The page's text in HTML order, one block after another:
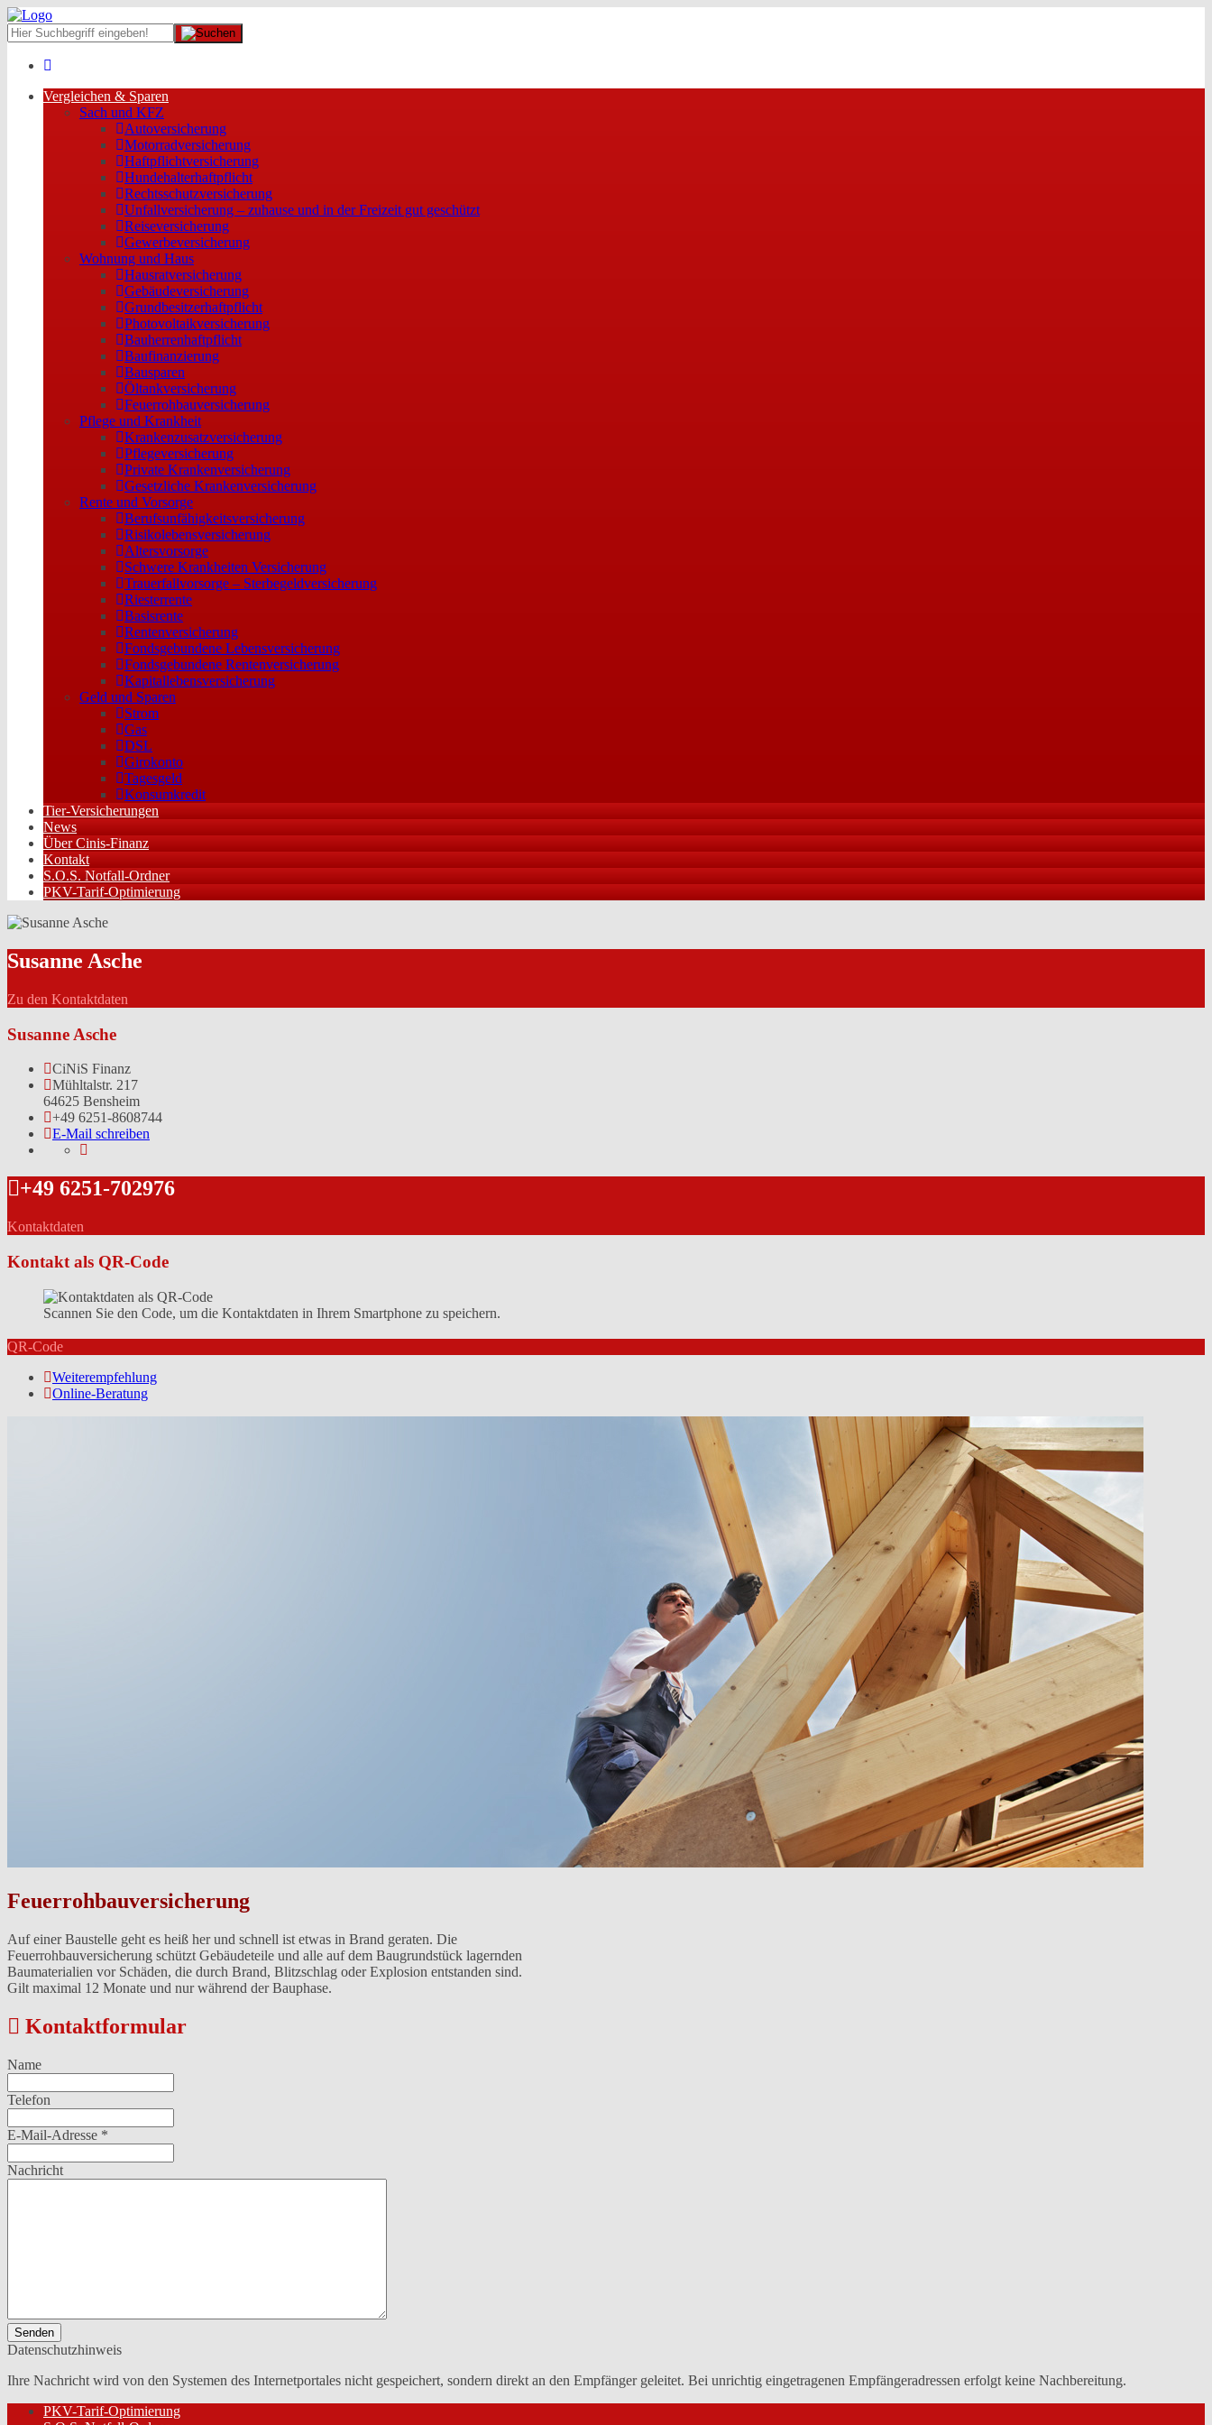
Vergleichen & Sparen
Sach und KFZ
Autoversicherung
Motorradversicherung
Haftpflichtversicherung
Hundehalterhaftpflicht
Rechtsschutzversicherung
Unfallversicherung – zuhause und in der Freizeit gut geschützt
Reiseversicherung
Gewerbeversicherung
Wohnung und Haus
Hausratversicherung
Gebäudeversicherung
Grundbesitzerhaftpflicht
Photovoltaikversicherung
Bauherrenhaftpflicht
Baufinanzierung
Bausparen
Öltankversicherung
Feuerrohbauversicherung
Pflege und Krankheit
Krankenzusatzversicherung
Pflegeversicherung
Private Krankenversicherung
Gesetzliche Krankenversicherung
Rente und Vorsorge
Berufs­unfähigkeitsversicherung
Risikolebensversicherung
Altersvorsorge
Schwere Krankheiten Versicherung
Trauerfallvorsorge – Sterbegeldversicherung
Riesterrente
Basisrente
Rentenversicherung
Fondsgebundene Lebensversicherung
Fondsgebundene Rentenversicherung
Kapitallebensversicherung
Geld und Sparen
Strom
Gas
DSL
Girokonto
Tagesgeld
Konsumkredit
Tier-Versicherungen
News
Über Cinis-Finanz
Kontakt
S.O.S. Notfall-Ordner
PKV-Tarif-Optimierung
Susanne Asche
Zu den Kontaktdaten
Susanne Asche
CiNiS Finanz
Mühltalstr. 217
64625 Bensheim
+49 6251-8608744
E-Mail schreiben
+49 6251-702976
Kontaktdaten
Kontakt als QR-Code
Scannen Sie den Code, um die Kontaktdaten in Ihrem Smartphone zu speichern.
QR-Code
Weiterempfehlung
Online-Beratung
Feuerrohbauversicherung
Auf einer Baustelle geht es heiß her und schnell ist etwas in Brand geraten. Die
Feuerrohbauversicherung schützt Gebäudeteile und alle auf dem Baugrundstück lagernden
Baumaterialien vor Schäden, die durch Brand, Blitzschlag oder Explosion entstanden sind.
Gilt maximal 12 Monate und nur während der Bauphase.
Kontaktformular
Name
Telefon
E-Mail-Adresse *
Nachricht
Senden
Datenschutzhinweis
Ihre Nachricht wird von den Systemen des Internetportales nicht gespeichert, sondern direkt an den Empfänger geleitet. Bei unrichtig eingetragenen Empfängeradressen erfolgt keine Nachbereitung.
PKV-Tarif-Optimierung